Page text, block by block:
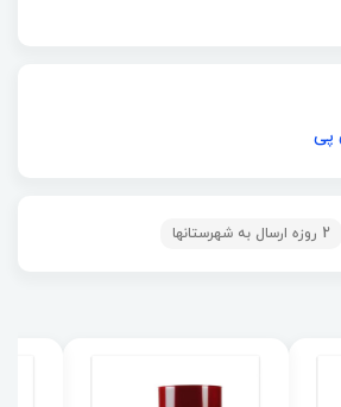
پی
2 روزه ارسال به شهرستانها